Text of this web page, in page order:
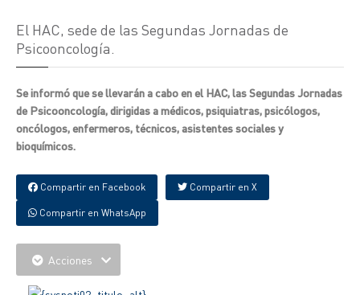
El HAC, sede de las Segundas Jornadas de
Psicooncología.
Se informó que se llevarán a cabo en el HAC, las Segundas Jornadas
de Psicooncología, dirigidas a médicos, psiquiatras, psicólogos,
oncólogos, enfermeros, técnicos, asistentes sociales y
bioquímicos.
Compartir en Facebook Compartir en X
Compartir en WhatsApp
Acciones